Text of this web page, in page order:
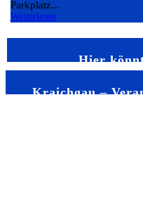
Parkplatz...
Weiterlesen
Hier
Kraichgau –